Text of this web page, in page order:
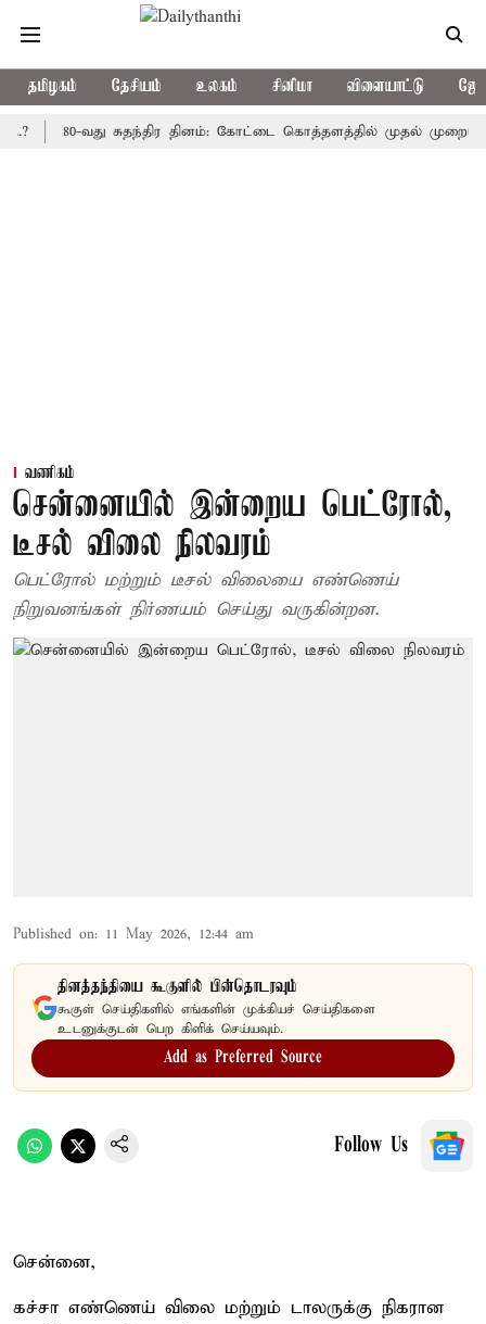
தமிழகம் தேசியம் உலகம் சினிமா விளையாட்டு
80-வது சுதந்திர தினம்: கோட்டை கொத்தளத்தில் முதல் முறையாக
வணிகம்
சென்னையில் இன்றைய பெட்ரோல்,
டீசல் விலை நிலவரம்
பெட்ரோல் மற்றும் டீசல் விலையை எண்ணெய்
நிறுவனங்கள் நிர்ணயம் செய்து வருகின்றன.
Published on: 11 May 2026, 12:44 am
தினத்தந்தியை கூகுளில் பின்தொடரவும்
கூகுள் செய்திகளில் எங்களின் முக்கியச் செய்திகளை
உடனுக்குடன் பெற கிளிக் செய்யவும்.
Add as Preferred Source
Follow Us
சென்னை,
கச்சா எண்ணெய் விலை மற்றும் டாலருக்கு நிகரான